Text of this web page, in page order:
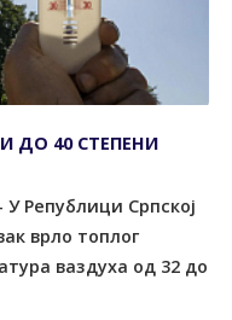
ДО 40 СТЕПЕНИ
Републици Српској
врло топлог
ваздуха од 32 до